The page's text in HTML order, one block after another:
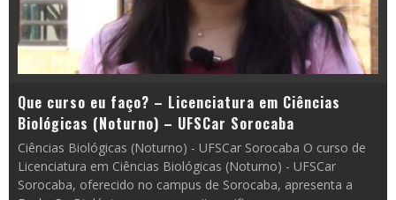
Que curso eu faço? – Licenciatura em Ciências
Biológicas (Noturno) – UFSCar Sorocaba
Ciências Biológicas (Noturno) - UFSCar Sorocaba O curso de
Licenciatura em Ciências Biológicas (Noturno) - UFSCar
Sorocaba, oferecido no campus de Sorocaba, apresenta a